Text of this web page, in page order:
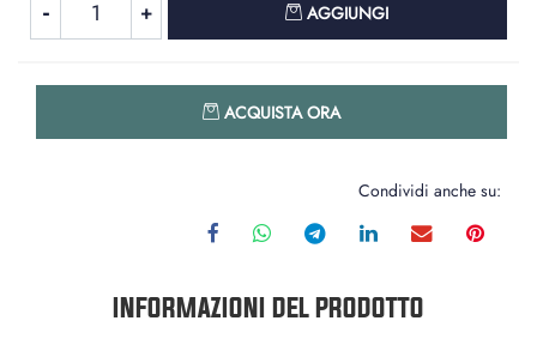
AGGIUNGI
ACQUISTA ORA
Condividi anche su:
INFORMAZIONI DEL PRODOTTO